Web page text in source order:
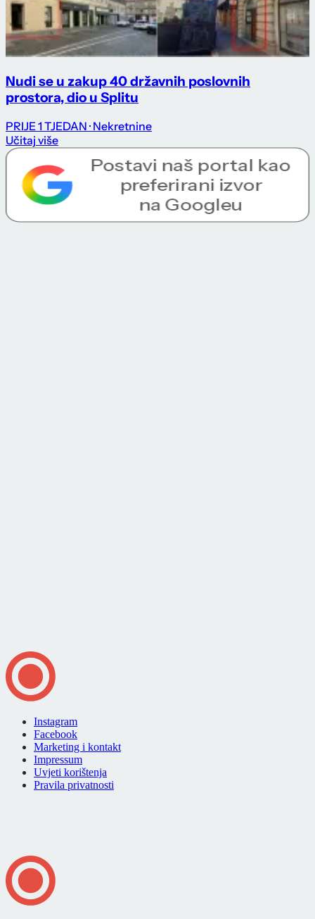
Nudi se u zakup 40 državnih poslovnih
prostora, dio u Splitu
PRIJE 1 TJEDAN · Nekretnine
Učitaj više
Instagram
Facebook
Marketing i kontakt
Impressum
Uvjeti korištenja
Pravila privatnosti